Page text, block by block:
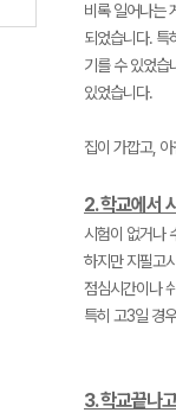
비록 일어나는
되었습니다. 특
기를 수 있었습
있었습니다.
집이 가깝고,
2. 학교에서
시험이 없거나
하지만 지필고
점심시간이나
특히 고3일 경
3. 학교끝나